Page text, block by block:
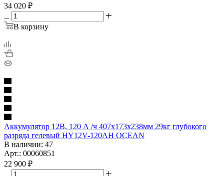
34 020 ₽
В корзину
Аккумулятор 12В, 120 А /ч 407х173х238мм 29кг глубокого
разряда гелевый HY12V-120AH OCEAN
В наличии: 47
Арт.: 00060851
22 900 ₽